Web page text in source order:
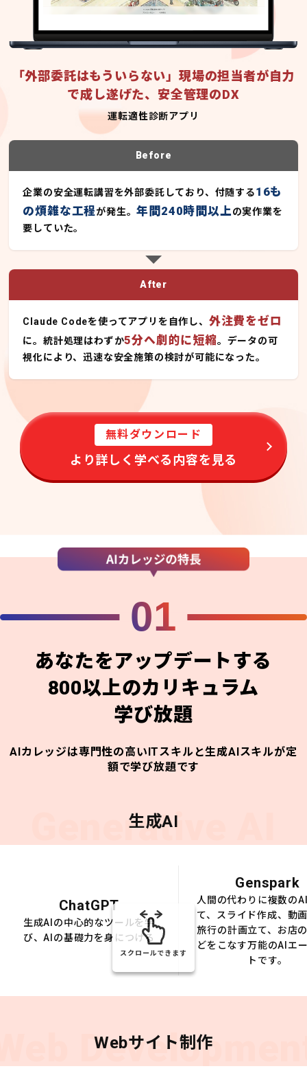
「外部委託はもういらない」現場の担当者が自力
で成し遂げた、安全管理のDX
運転適性診断アプリ
Before
企業の安全運転講習を外部委託しており、付随する16も
の煩雑な工程が発生。年間240時間以上の実作業を
要していた。
After
Claude Codeを使ってアプリを自作し、 外注費をゼロ
に。統計処理はわずか5分へ劇的に短縮。データの可
視化により、迅速な安全施策の検討が可能になった。
無料ダウンロード
より詳しく学べる内容を見る
01
あなたをアップデートする
800以上のカリキュラム
学び放題
AIカレッジは専門性の高いITスキルと生成AIスキルが定
額で学び放題です
Generative AI
生成AI
ChatGPT
生成AIの中心的なツールを学
び、AIの基礎力を身につける
Genspark
人間の代わりに複数の
て、スライド作成、動
旅行の計画立て、お店
どをこなす万能のAIエ
トです。
スクロールできます
Webサイト制作